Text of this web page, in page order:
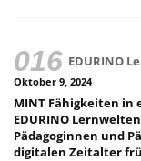
EDURINO
Oktober 9, 2024
MINT Fähigkeiten
EDURINO
Pädagoginnen und
digitalen Zeitalter